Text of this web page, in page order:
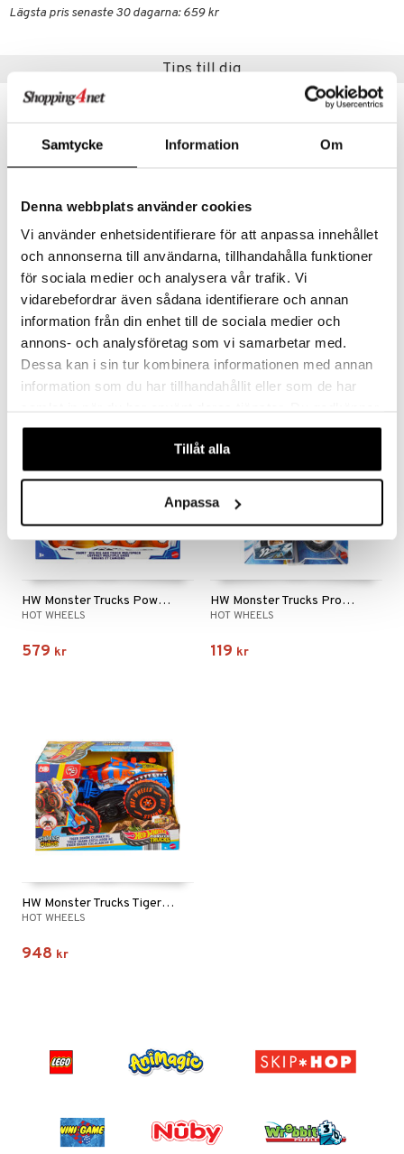
Samtycke Information Om
Denna webbplats använder cookies
Vi använder enhetsidentifierare för att anpassa innehållet
och annonserna till användarna, tillhandahålla funktioner
för sociala medier och analysera vår trafik. Vi
vidarebefordrar även sådana identifierare och annan
information från din enhet till de sociala medier och
annons- och analysföretag som vi samarbetar med.
Dessa kan i sin tur kombinera informationen med annan
information som du har tillhandahållit eller som de har
våra cookies vid fortsatt användande av vår webbplats.
Tillåt alla
Anpassa
Lägsta pris senaste 30 dagarna: 659 kr
Tips till dig
HW Monster Truck 1:64
HOT WHEELS
119 kr
HOT WHEELS
799 kr
HW Monster Trucks Power Smashers Multipack
HOT WHEELS
579 kr
HW Monster Trucks Promo Pack
HOT WHEELS
119 kr
HW Monster Trucks Tiger Shark Climber RC
HOT WHEELS
948 kr
Mario